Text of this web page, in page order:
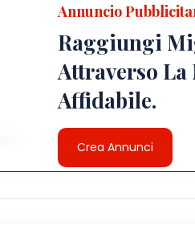
Annuncio
Raggiungi
Attraverso
Affidabile.
Crea Annunci